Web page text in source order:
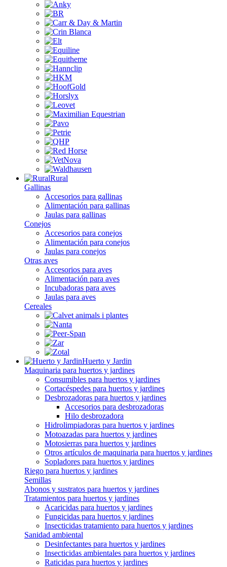
Rural
Gallinas
Accesorios para gallinas
Alimentación para gallinas
Jaulas para gallinas
Conejos
Accesorios para conejos
Alimentación para conejos
Jaulas para conejos
Otras aves
Accesorios para aves
Alimentación para aves
Incubadoras para aves
Jaulas para aves
Cereales
Huerto y Jardin
Maquinaria para huertos y jardines
Consumibles para huertos y jardines
Cortacéspedes para huertos y jardines
Desbrozadoras para huertos y jardines
Accesorios para desbrozadoras
Hilo desbrozadora
Hidrolimpiadoras para huertos y jardines
Motoazadas para huertos y jardines
Motosierras para huertos y jardines
Otros artículos de maquinaria para huertos y jardines
Sopladores para huertos y jardines
Riego para huertos y jardines
Semillas
Abonos y sustratos para huertos y jardines
Tratamientos para huertos y jardines
Acaricidas para huertos y jardines
Fungicidas para huertos y jardines
Insecticidas tratamiento para huertos y jardines
Sanidad ambiental
Desinfectantes para huertos y jardines
Insecticidas ambientales para huertos y jardines
Raticidas para huertos y jardines